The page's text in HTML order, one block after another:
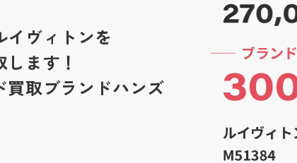
イヴィトンを
ます！
買取ブランドハンズ